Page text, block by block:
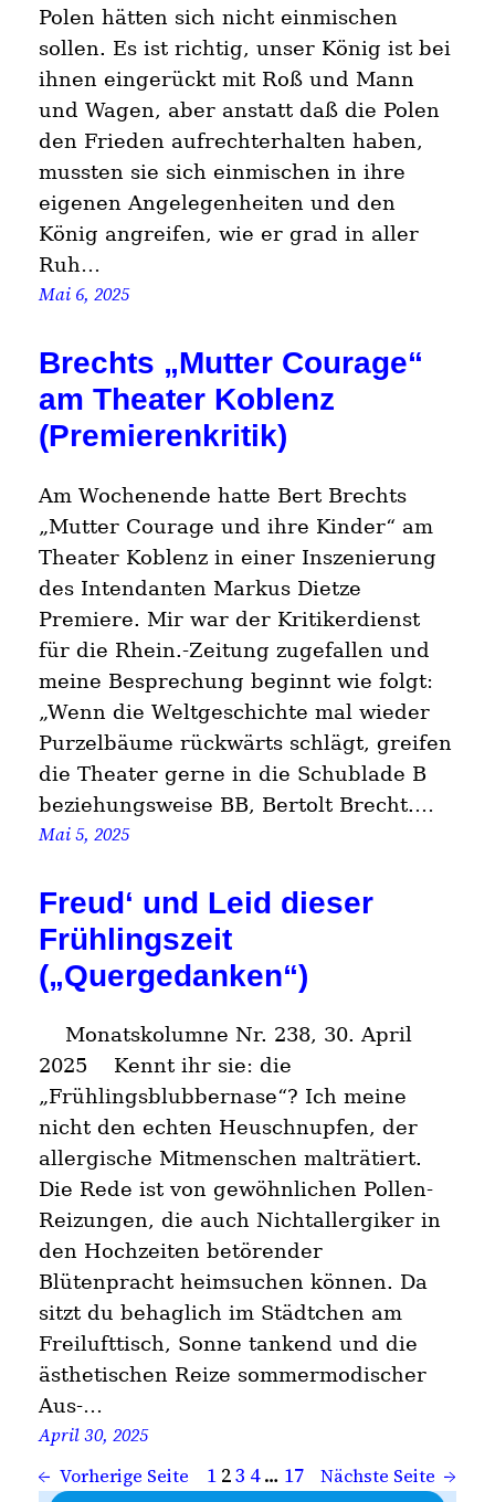
Polen hätten sich nicht einmischen
sollen. Es ist richtig, unser König ist bei
ihnen eingerückt mit Roß und Mann
und Wagen, aber anstatt daß die Polen
den Frieden aufrechterhalten haben,
mussten sie sich einmischen in ihre
eigenen Angelegenheiten und den
König angreifen, wie er grad in aller
Ruh…
Mai 6, 2025
Brechts „Mutter Courage“
am Theater Koblenz
(Premierenkritik)
Am Wochenende hatte Bert Brechts
„Mutter Courage und ihre Kinder“ am
Theater Koblenz in einer Inszenierung
des Intendanten Markus Dietze
Premiere. Mir war der Kritikerdienst
für die Rhein.-Zeitung zugefallen und
meine Besprechung beginnt wie folgt:
„Wenn die Weltgeschichte mal wieder
Purzelbäume rückwärts schlägt, greifen
die Theater gerne in die Schublade B
beziehungsweise BB, Bertolt Brecht.…
Mai 5, 2025
Freud‘ und Leid dieser
Frühlingszeit
(„Quergedanken“)
Monatskolumne Nr. 238, 30. April
2025 Kennt ihr sie: die
„Frühlingsblubbernase“? Ich meine
nicht den echten Heuschnupfen, der
allergische Mitmenschen malträtiert.
Die Rede ist von gewöhnlichen Pollen-
Reizungen, die auch Nichtallergiker in
den Hochzeiten betörender
Blütenpracht heimsuchen können. Da
sitzt du behaglich im Städtchen am
Freilufttisch, Sonne tankend und die
ästhetischen Reize sommermodischer
Aus-…
April 30, 2025
← Vorherige Seite 1 23 4 … 17 Nächste Seite →